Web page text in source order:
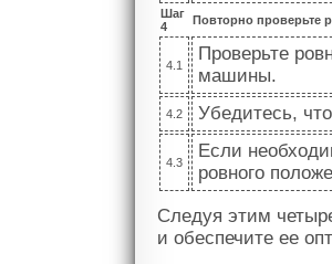
Шаг
4
Повторно проверьте
4.1
Проверьте
машины.
4.2 Убедитесь,
4.3
Если
ровного
Следуя этим
и обеспечите ее